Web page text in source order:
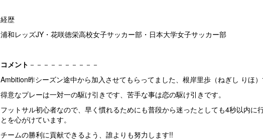
経歴
浦和レッズJY・花咲徳栄高校女子サッカー部・日本大学女子サッカー部
コメント －－－－－－－－－－
Ambition昨シーズン途中から加入させてもらってました、根岸里歩（ねぎし りほ）
得意なプレーは一対一の駆け引きです、苦手な事は恋の駆け引きです。
フットサル初心者なので、早く慣れるためにも普段から迷ったとしても4秒以内に
とを心がけています。
チームの勝利に貢献できるよう、誰よりも努力します!!